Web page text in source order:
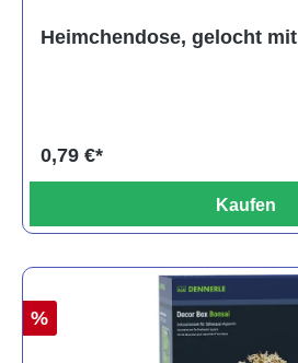
Heimchendose, gelocht
0,79 €*
Kaufen
%